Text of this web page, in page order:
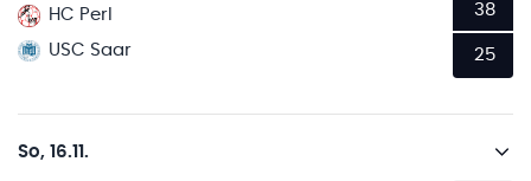
HC Perl
USC Saar
38
25
So, 16.11.